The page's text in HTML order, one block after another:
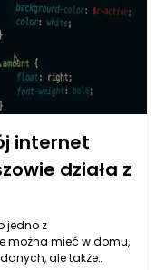
internet
działa z
jedno z
można mieć w domu,
ale także